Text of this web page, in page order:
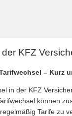
KFZ
– Kurz
in der KFZ
können
Tarife zu